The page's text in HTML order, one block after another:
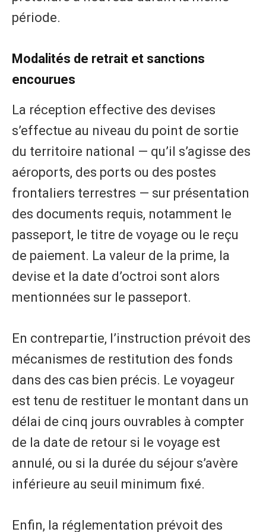
période.
Modalités de retrait et sanctions
encourues
La réception effective des devises
s’effectue au niveau du point de sortie
du territoire national — qu’il s’agisse des
aéroports, des ports ou des postes
frontaliers terrestres — sur présentation
des documents requis, notamment le
passeport, le titre de voyage ou le reçu
de paiement. La valeur de la prime, la
devise et la date d’octroi sont alors
mentionnées sur le passeport.
En contrepartie, l’instruction prévoit des
mécanismes de restitution des fonds
dans des cas bien précis. Le voyageur
est tenu de restituer le montant dans un
délai de cinq jours ouvrables à compter
de la date de retour si le voyage est
annulé, ou si la durée du séjour s’avère
inférieure au seuil minimum fixé.
Enfin, la réglementation prévoit des